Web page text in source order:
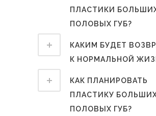
ПЛАСТИКИ
ПОЛОВЫХ ГУБ?
КАКИМ БУДЕТ
К НОРМАЛЬНОЙ
КАК ПЛАНИРОВАТЬ
ПЛАСТИКУ
ПОЛОВЫХ ГУБ?